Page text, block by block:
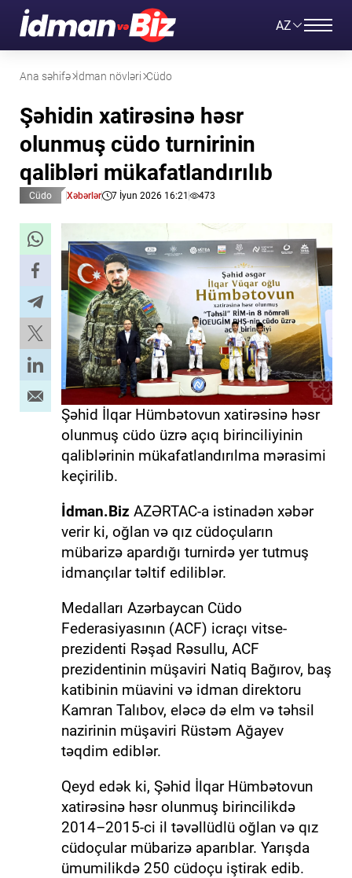
AZ
Ana səhifə İdman növləri Cüdo
Şəhidin xatirəsinə həsr
olunmuş cüdo turnirinin
qalibləri mükafatlandırılıb
Cüdo Xəbərlər 7 İyun 2026 16:21 473
Şəhid İlqar Hümbətovun xatirəsinə həsr
olunmuş cüdo üzrə açıq birinciliyinin
qaliblərinin mükafatlandırılma mərasimi
keçirilib.
İdman.Biz AZƏRTAC-a istinadən xəbər
verir ki, oğlan və qız cüdoçuların
mübarizə apardığı turnirdə yer tutmuş
idmançılar təltif ediliblər.
Medalları Azərbaycan Cüdo
Federasiyasının (ACF) icraçı vitse-
prezidenti Rəşad Rəsullu, ACF
prezidentinin müşaviri Natiq Bağırov, baş
katibinin müavini və idman direktoru
Kamran Talıbov, eləcə də elm və təhsil
nazirinin müşaviri Rüstəm Ağayev
təqdim ediblər.
Qeyd edək ki, Şəhid İlqar Hümbətovun
xatirəsinə həsr olunmuş birincilikdə
2014–2015-ci il təvəllüdlü oğlan və qız
cüdoçular mübarizə aparıblar. Yarışda
ümumilikdə 250 cüdoçu iştirak edib.